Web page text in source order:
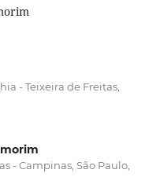
- Teixeira de Freitas,
- Campinas, São Paulo,